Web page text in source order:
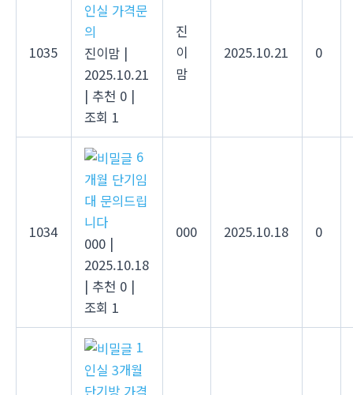
1035
인실 가격문
의
진이맘 |
2025.10.21
| 추천 0 |
조회 1
진
이
맘
2025.10.21 0
1034
6
개월 단기임
대 문의드립
니다
000 |
2025.10.18
| 추천 0 |
조회 1
000 2025.10.18 0
1
인실 3개월